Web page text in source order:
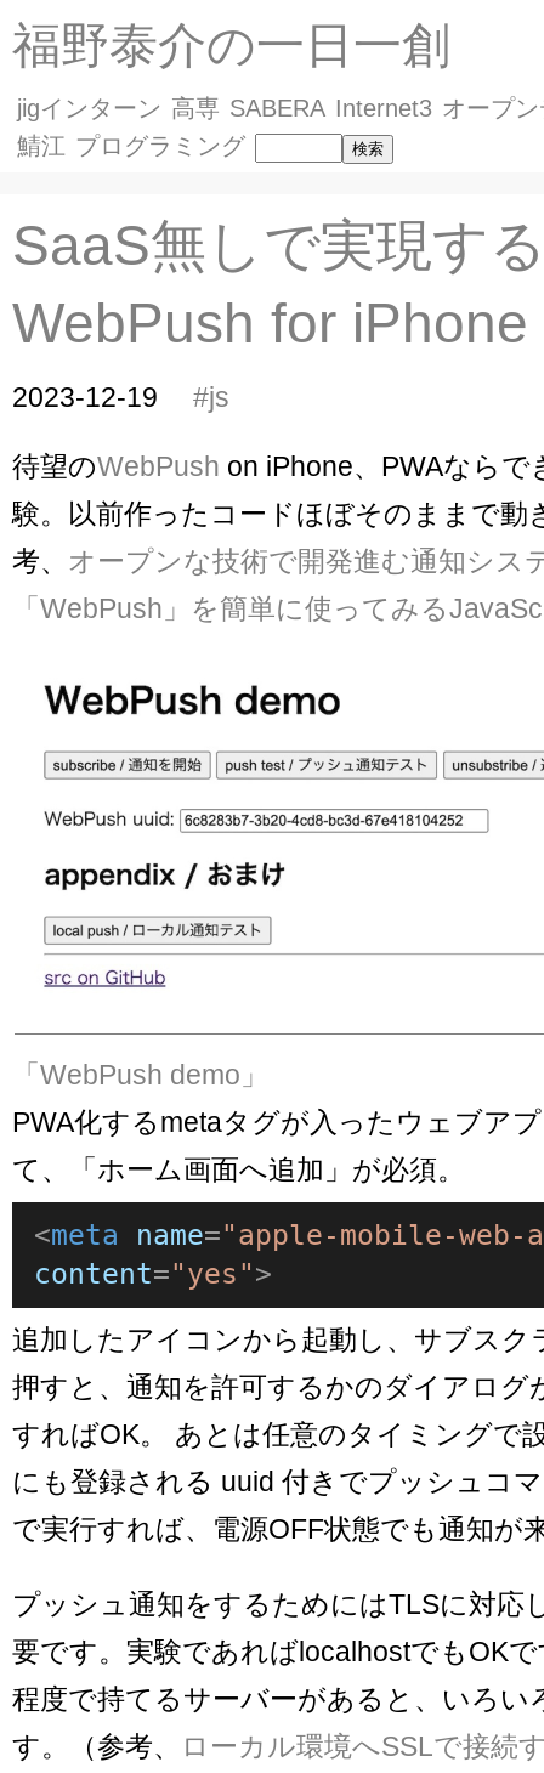
福野泰介の一日一創
jigインターン 高専 SABERA Internet3 オープ
鯖江 プログラミング
SaaS無しで実現す
WebPush for iPhone
2023-12-19 #js
待望のWebPush on iPhone、PWAならで
験。以前作ったコードほぼそのままで動
考、 オープンな技術で開発進む通知シス
「WebPush」を簡単に使ってみる
「WebPush demo」
PWA化するmetaタグが入ったウェブア
て、「ホーム画面へ追加」が必須。
<meta name="apple-mobile-web-
content="yes">
追加したアイコンから起動し、サブスク
押すと、通知を許可するかのダイアログ
すればOK。 あとは任意のタイミングで
にも登録される uuid 付きでプッシュコ
で実行すれば、電源OFF状態でも通知が
プッシュ通知をするためにはTLSに対応
要です。実験であればlocalhostでもOK
程度で持てるサーバーがあると、いろい
す。（参考、
ローカル環境へSSLで接続